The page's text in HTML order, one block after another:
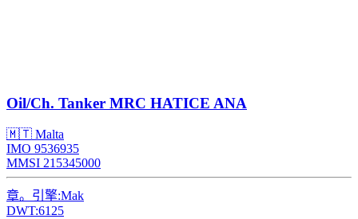
Oil/Ch. Tanker MRC HATICE ANA
🇲🇹 Malta
IMO 9536935
MMSI 215345000
章。引擎:Mak
DWT:6125